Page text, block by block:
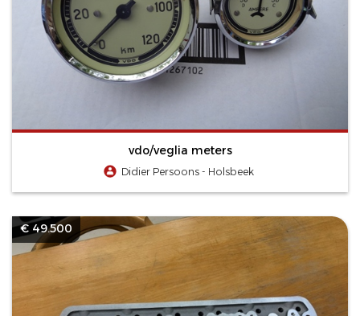
vdo/veglia meters
Didier Persoons - Holsbeek
€ 49.500